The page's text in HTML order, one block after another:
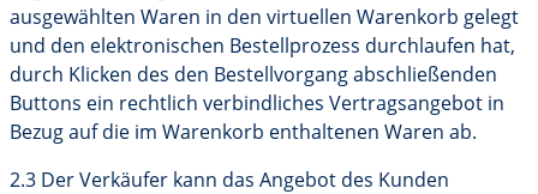
ausgewählten Waren in den virtuellen Warenkorb gelegt
und den elektronischen Bestellprozess durchlaufen hat,
durch Klicken des den Bestellvorgang abschließenden
Buttons ein rechtlich verbindliches Vertragsangebot in
Bezug auf die im Warenkorb enthaltenen Waren ab.
2.3 Der Verkäufer kann das Angebot des Kunden